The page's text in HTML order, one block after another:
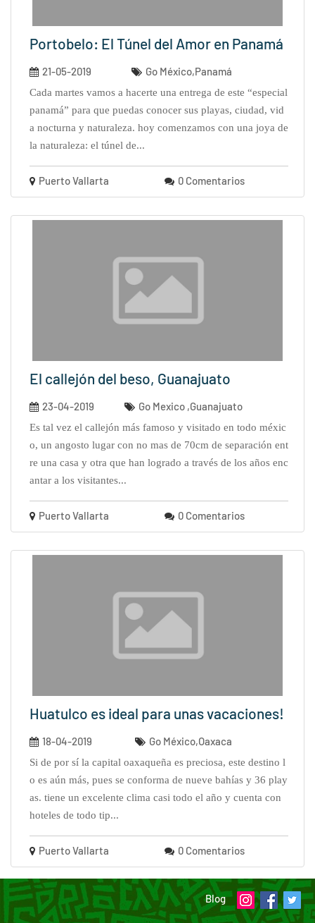
Portobelo: El Túnel del Amor en Panamá
21-05-2019 Go México,Panamá
cada martes vamos a hacerte una entrega de este “especial
panamá” para que puedas conocer sus playas, ciudad, vid
a nocturna y naturaleza. hoy comenzamos con una joya de
la naturaleza: el túnel de...
Puerto Vallarta 0 Comentarios
El callejón del beso, Guanajuato
23-04-2019 Go Mexico ,Guanajuato
es tal vez el callejón más famoso y visitado en todo méxic
o, un angosto lugar con no mas de 70cm de separación ent
re una casa y otra que han logrado a través de los años enc
antar a los visitantes...
Puerto Vallarta 0 Comentarios
Huatulco es ideal para unas vacaciones!
18-04-2019 Go México,Oaxaca
si de por sí la capital oaxaqueña es preciosa, este destino l
o es aún más, pues se conforma de nueve bahías y 36 play
as. tiene un excelente clima casi todo el año y cuenta con
hoteles de todo tip...
Puerto Vallarta 0 Comentarios
Blog